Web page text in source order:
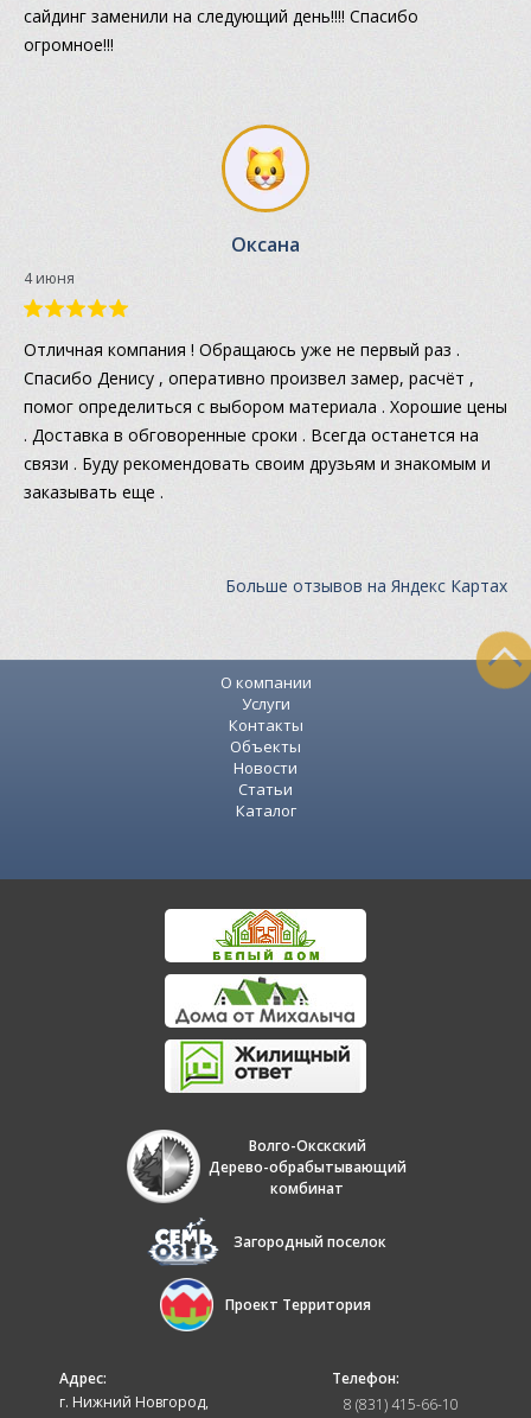
сайдинг заменили на следующий день!!!! Спасибо
огромное!!!
Оксана
4 июня
Отличная компания ! Обращаюсь уже не первый раз .
Спасибо Денису , оперативно произвел замер, расчёт ,
помог определиться с выбором материала . Хорошие цены
. Доставка в обговоренные сроки . Всегда останется на
связи . Буду рекомендовать своим друзьям и знакомым и
заказывать еще .
Больше отзывов на Яндекс Картах
О компании
Услуги
Контакты
Объекты
Новости
Статьи
Каталог
Волго-Окскский
Дерево-обрабытывающий
комбинат
Загородный поселок
Проект Территория
Адрес:
г. Нижний Новгород,
Телефон:
8 (831) 415-66-10